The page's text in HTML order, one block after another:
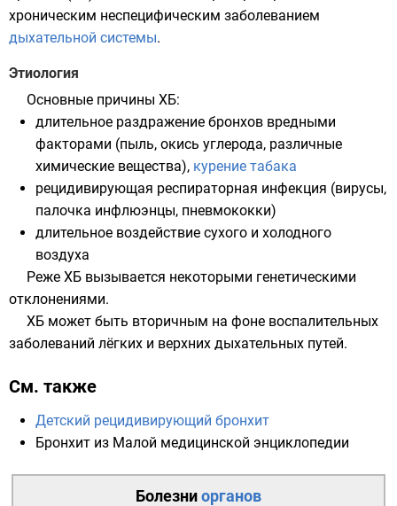
хроническим неспецифическим заболеванием
дыхательной системы.
Этиология
Основные причины ХБ:
длительное раздражение бронхов вредными
факторами (пыль, окись углерода, различные
химические вещества), курение табака
рецидивирующая респираторная инфекция (вирусы,
палочка инфлюэнцы, пневмококки)
длительное воздействие сухого и холодного
воздуха
Реже ХБ вызывается некоторыми генетическими
отклонениями.
ХБ может быть вторичным на фоне воспалительных
заболеваний лёгких и верхних дыхательных путей.
См. также
Детский рецидивирующий бронхит
Бронхит из Малой медицинской энциклопедии
Болезниорганов